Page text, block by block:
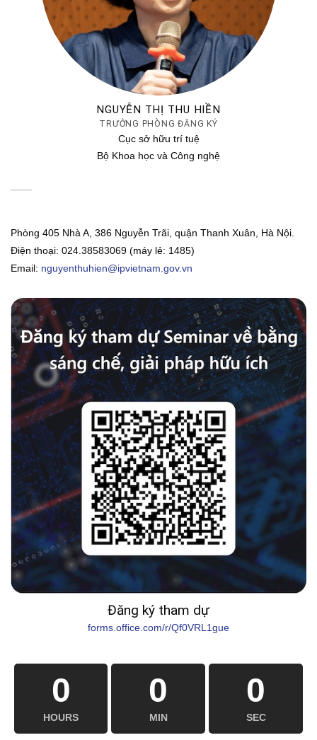
NGUYỄN THỊ THU HIỀN
TRƯỞNG PHÒNG ĐĂNG KÝ
Cục sở hữu trí tuệ
Bộ Khoa học và Công nghệ
Phòng 405 Nhà A, 386 Nguyễn Trãi, quận Thanh Xuân, Hà Nội.
Điện thoại: 024.38583069 (máy lẻ: 1485)
Email: nguyenthuhien@ipvietnam.gov.vn
Đăng ký tham dự
forms.office.com/r/Qf0VRL1gue
0
HOURS
0
MIN
0
SEC